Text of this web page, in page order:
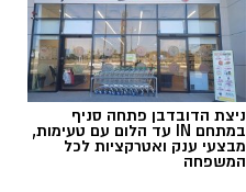
ניצת הדובדבן פתחה סניף
במתחם IN עד הלום עם טעימות,
מבצעי ענק ואטרקציות לכל
המשפחה